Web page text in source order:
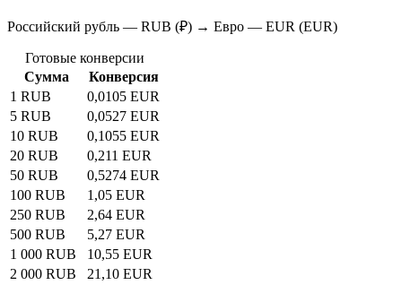
Российский рубль — RUB (₽) → Евро — EUR (EUR)
Готовые конверсии
Сумма
Конверсия
1 RUB
0,0105 EUR
5 RUB
0,0527 EUR
10 RUB
0,1055 EUR
20 RUB
0,211 EUR
50 RUB
0,5274 EUR
100 RUB
1,05 EUR
250 RUB
2,64 EUR
500 RUB
5,27 EUR
1 000 RUB
10,55 EUR
2 000 RUB
21,10 EUR